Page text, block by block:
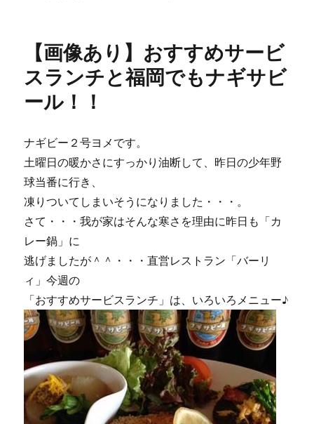
ー
瓶
詰
め
ス
ウ
に
【画像あり】おすすめサービ
スランチと福岡でもナギサビ
ール！！
ナギビー２号ヨメです。
土曜日の暖かさにすっかり油断して、昨日の少年野
球当番に行き、
凍りついてしまいそうになりました・・・。
さて・・・我が家はそんな寒さを理由に昨日も「カ
レー鍋」に
逃げましたが＾＾・・・直営レストラン「バーリ
ィ」今週の
「おすすめサービスランチ」は、いろいろメニュー♪